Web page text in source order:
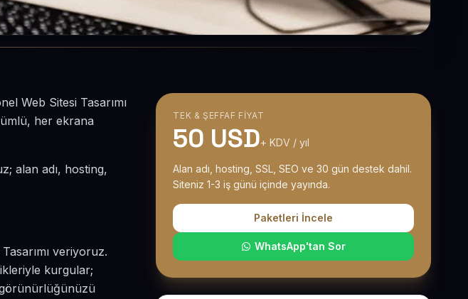
Web Sitesi Tasarımı
her ekrana
alan adı, hosting,
veriyoruz.
kurgular;
görünürlüğünüzü
TEK & ŞEFFAF FIYAT
50 USD+ KDV / yıl
Alan adı, hosting, SSL, SEO ve 30 gün destek dahil.
Siteniz 1-3 iş günü içinde yayında.
Paketleri İncele
WhatsApp'tan Sor